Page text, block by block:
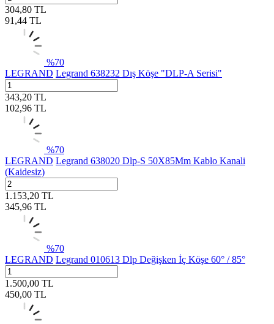
304,80 TL
91,44 TL
%70
LEGRAND Legrand 638232 Dış Köşe "DLP-A Serisi"
343,20 TL
102,96 TL
%70
LEGRAND Legrand 638020 Dlp-S 50X85Mm Kablo Kanali
(Kaidesiz)
1.153,20 TL
345,96 TL
%70
LEGRAND Legrand 010613 Dlp Değişken İç Köşe 60° / 85°
1.500,00 TL
450,00 TL